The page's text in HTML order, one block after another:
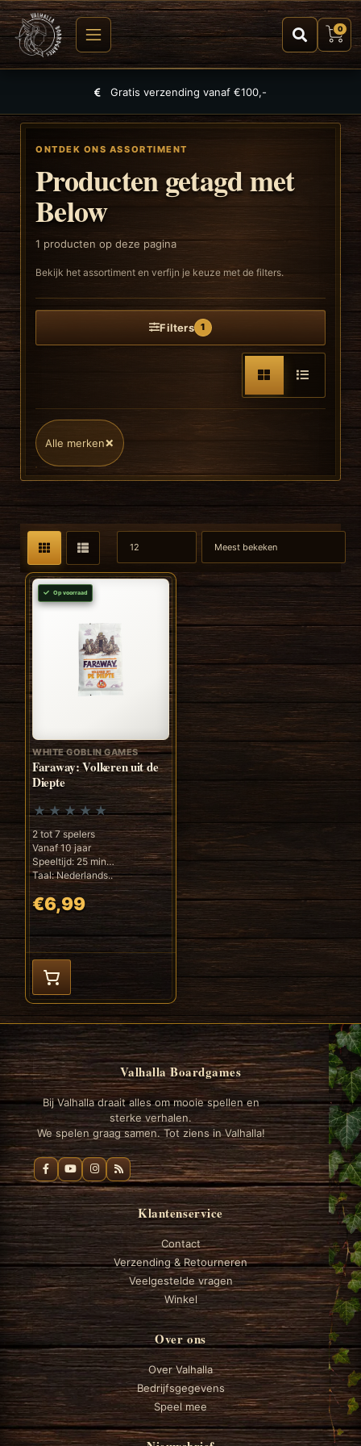
0
Gratis verzending vanaf €100,-
ONTDEK ONS ASSORTIMENT
Producten getagd met
Below
1 producten op deze pagina
Bekijk het assortiment en verfijn je keuze met de filters.
Filters 1
Alle merken×
Op voorraad
WHITE GOBLIN GAMES
Faraway: Volkeren uit de
Diepte
2 tot 7 spelers
Vanaf 10 jaar
Speeltijd: 25 min
Taal: Nederlands..
€6,99
Valhalla Boardgames
Bij Valhalla draait alles om mooie spellen en
sterke verhalen.
We spelen graag samen. Tot ziens in Valhalla!
Klantenservice
Contact
Verzending & Retourneren
Veelgestelde vragen
Winkel
Over ons
Over Valhalla
Bedrijfsgegevens
Speel mee